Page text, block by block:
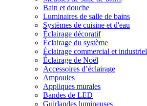
Bain et douche
Luminaires de salle de bains
Systèmes de cuisine et d'eau
Éclairage décoratif
Éclairage du système
Éclairage commercial et industriel
Éclairage de Noël
Accessoires d’éclairage
Ampoules
Appliques murales
Bandes de LED
Guirlandes lumineuses